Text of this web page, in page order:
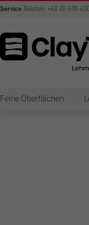
Service Telefon: +43 (0) 676
Feine Oberflächen